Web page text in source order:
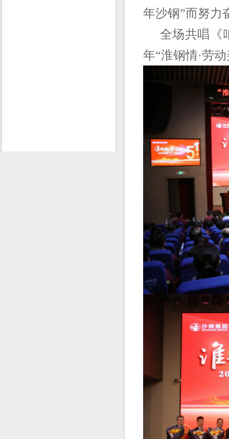
年沙钢”而努力
全场共唱《
年“淮钢情·劳